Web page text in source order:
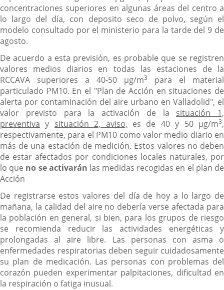
concentraciones superiores en algunas áreas del centro a
lo largo del día, con deposito seco de polvo, según el
modelo consultado por el ministerio para la tarde del 9 de
agosto.
De acuerdo a esta previsión, es probable que se registren
valores medios diarios en todas las estaciones de la
RCCAVA superiores a 40-50 µg/m3
para el material
particulado PM10. En el "Plan de Acción en situaciones de
alerta por contaminación del aire urbano en Valladolid", el
valor previsto para la activación de la situación 1,
preventiva y situación 2, aviso, es de 40 y 50 µg/m3,
respectivamente, para el PM10 como valor medio diario en
más de una estación de medición. Estos valores no deben
de estar afectados por condiciones locales naturales, por
lo que no se activarán las medidas recogidas en el plan de
Acción
De registrarse estos valores del día de hoy a lo largo de
mañana, la calidad del aire no debería verse afectada para
la población en general, si bien, para los grupos de riesgo
se recomienda reducir las actividades energéticas y
prolongadas al aire libre. Las personas con asma o
enfermedades respiratorias deben seguir cuidadosamente
su plan de medicación. Las personas con problemas del
corazón pueden experimentar palpitaciones, dificultad en
la respiración o fatiga inusual.